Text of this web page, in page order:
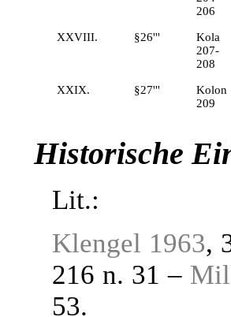
206
XXVIII. §26'''
Kola
207-
208
XXIX. §27'''
Kolon
209
Historische
Lit.:
Klengel 1963,
216 n. 31 –
53.